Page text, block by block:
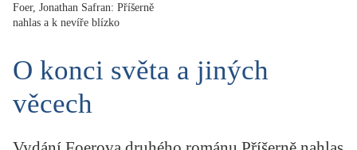
LITERATURY
KATEGORIE
PŘEHLED
Foer, Jonathan Safran: Příšerně
nahlas a k nevíře blízko
O konci světa a jiných
věcech